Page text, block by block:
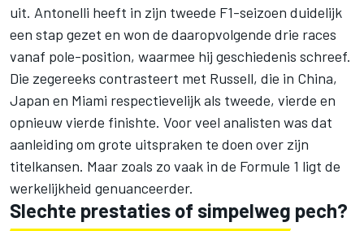
uit. Antonelli heeft in zijn tweede F1-seizoen duidelijk
een stap gezet en won de daaropvolgende drie races
vanaf pole-position, waarmee hij geschiedenis schreef.
Die zegereeks contrasteert met Russell, die in China,
Japan en Miami respectievelijk als tweede, vierde en
opnieuw vierde finishte. Voor veel analisten was dat
aanleiding om grote uitspraken te doen over zijn
titelkansen. Maar zoals zo vaak in de Formule 1 ligt de
werkelijkheid genuanceerder.
Slechte prestaties of simpelweg pech?